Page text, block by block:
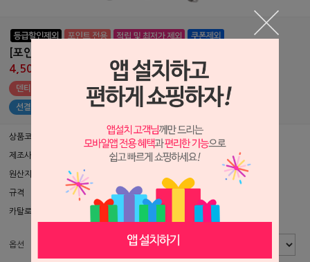
[포인트 전용 상품] 덴쳐팔리싱 바
4,500원
덴티안 포인트 전용 상품 (나의 포인트 : 원)
선결제 상품 구매하기
상품코드 P0306171
제조사 Edenta ▶
원산지
규격
카탈로그 페이지 553p
옵션